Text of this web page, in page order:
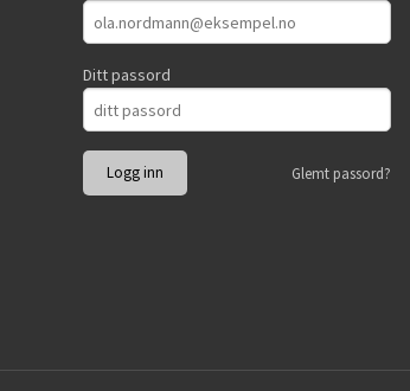
Ditt passord
Glemt passord?